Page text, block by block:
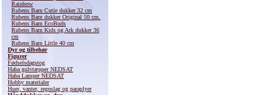
Rainbow
Rubens Barn Cutie dukker 32 cm
Rubens Barn dukker Original 50 cm.
Rubens Barn EcoBuds
Rubens Barn Kids og Ark dukker 36
cm
Rubens Barn Little 40 cm
Dyr og tilbehør
Figurer
Fødselsdagstog
Haba gulvtæpper NEDSAT
Haba Lamper NEDSAT
Hobby materialer
Huer, vanter, regnslag og paraplyer